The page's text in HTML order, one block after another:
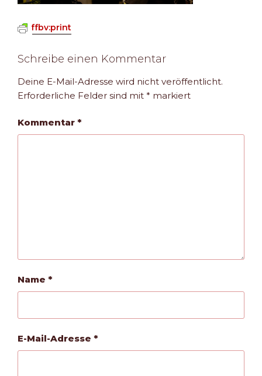
ffbv:print
Schreibe einen Kommentar
Deine E-Mail-Adresse wird nicht veröffentlicht.
Erforderliche Felder sind mit * markiert
Kommentar *
Name *
E-Mail-Adresse *